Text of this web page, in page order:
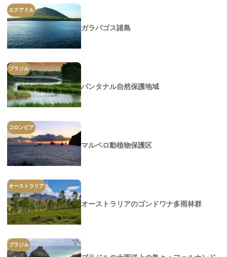
エクアドル
ガラパゴス諸島
ブラジル
パンタナル自然保護地域
コロンビア
マルペロ動植物保護区
オーストラリア
オーストラリアのゴンドワナ多雨林群
ブラジル